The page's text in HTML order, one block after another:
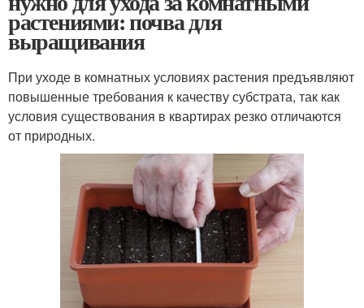
растениями: почва для
выращивания
При уходе в комнатных условиях растения предъявляют
повышенные требования к качеству субстрата, так как
условия существования в квартирах резко отличаются
от природных.